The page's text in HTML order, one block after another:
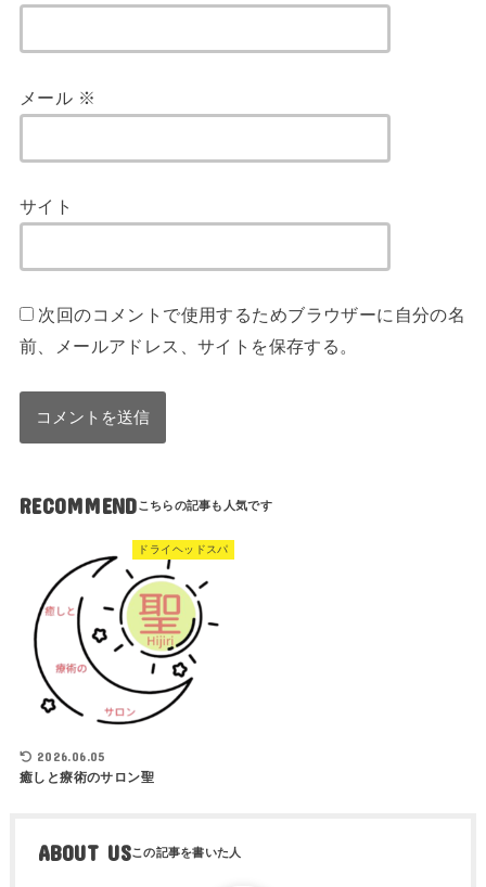
メール ※
サイト
次回のコメントで使用するためブラウザーに自分の名
前、メールアドレス、サイトを保存する。
RECOMMEND
ドライヘッドスパ
2026.06.05
癒しと療術のサロン聖
ABOUT US